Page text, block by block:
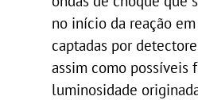
no início da reação
captadas por
assim como possíveis
luminosidade